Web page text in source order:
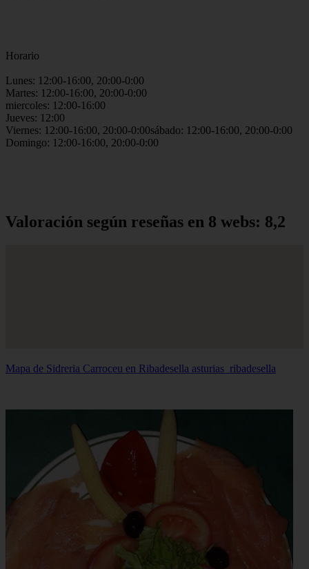
Horario
Lunes: 12:00-16:00, 20:00-0:00
Martes: 12:00-16:00, 20:00-0:00
miercoles: 12:00-16:00
Jueves: 12:00
Viernes: 12:00-16:00, 20:00-0:00sábado: 12:00-16:00, 20:00-0:00
Domingo: 12:00-16:00, 20:00-0:00
Valoración según reseñas en 8 webs: 8,2
Mapa de Sidreria Carroceu en Ribadesella asturias_ribadesella